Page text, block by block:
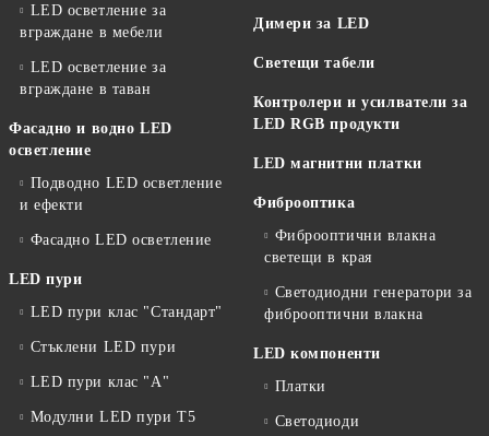
LED осветление за
вграждане в мебели
LED осветление за
вграждане в таван
Фасадно и водно LED
осветление
Подводно LED осветление
и ефекти
Фасадно LED осветление
LED пури
LED пури клас "Стандарт"
Стъклени LED пури
LED пури клас "А"
Модулни LED пури T5
Димери за LED
Светещи табели
Контролери и усилватели за
LED RGB продукти
LED магнитни платки
Фиброоптика
Фиброоптични влакна
светещи в края
Светодиодни генератори за
фиброоптични влакна
LED компоненти
Платки
Светодиоди